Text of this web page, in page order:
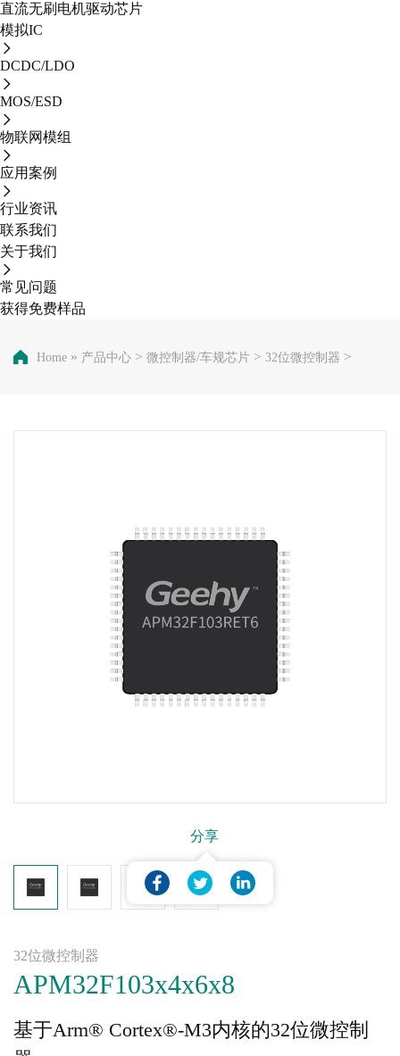
直流无刷电机驱动芯片
模拟IC
DCDC/LDO
MOS/ESD
物联网模组
应用案例
行业资讯
联系我们
关于我们
常见问题
获得免费样品
Home » 产品中心 > 微控制器/车规芯片 > 32位微控制器 >
分享
32位微控制器
APM32F103x4x6x8
基于Arm® Cortex®-M3内核的32位微控制